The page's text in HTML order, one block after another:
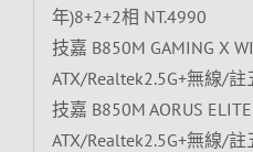
年)8+2+2相 NT.4990
技嘉 B850M GAMING X
ATX/Realtek2.5G+無線/
技嘉 B850M AORUS
ATX/Realtek2.5G+無線/